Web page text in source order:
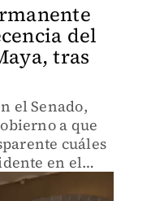
del
tras
el Senado,
a que
cuáles
en el